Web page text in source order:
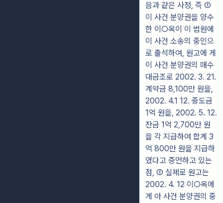
음과 같은 사정, 즉 ①
이 사건 분양권을 양수
한 이○옥이 이 법원에
이 사건 소송의 중인으
로 출석하여, 원고에 게
이 사건 분양권의 매수
대금조로 2002. 3. 21.
계약금 8,100만 원을,
2002. 4.1 12. 중도금
1억 원을, 2002. 5. 12.
잔금 1억 2,700만 원
을 각 지급하여 합계 3
억 800만 원을 지급하
였다고 증언하고 있는
점, ② 실제로 원고는
2002. 4. 12 이○옥에
게 아 사건 분양권의 중